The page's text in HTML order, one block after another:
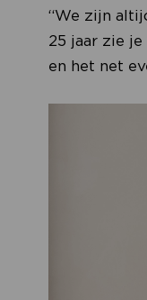
“We zijn
25 jaar zie
en het net